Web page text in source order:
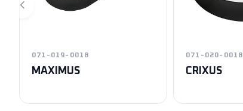
071-019-0018
MAXIMUS
071-020-0018
CRIXUS